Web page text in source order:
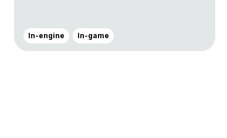
In-engine In-game